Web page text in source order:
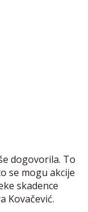
dogovorila. To
se mogu akcije
skadence
Kovačević.